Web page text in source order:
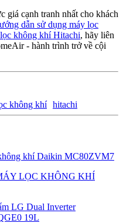
cạnh tranh nhất cho khách
dẫn sử dụng máy lọc
không khí Hitachi, hãy liên
- hành trình trở về cội
không khí hitachi
khí Daikin MC80ZVM7
LỌC KHÔNG KHÍ
LG Dual Inverter
19L